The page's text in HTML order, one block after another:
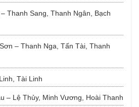
Thanh Sang, Thanh Ngân, Bạch
– Thanh Nga, Tấn Tài, Thanh
Tài Linh
– Lệ Thủy, Minh Vương, Hoài Thanh